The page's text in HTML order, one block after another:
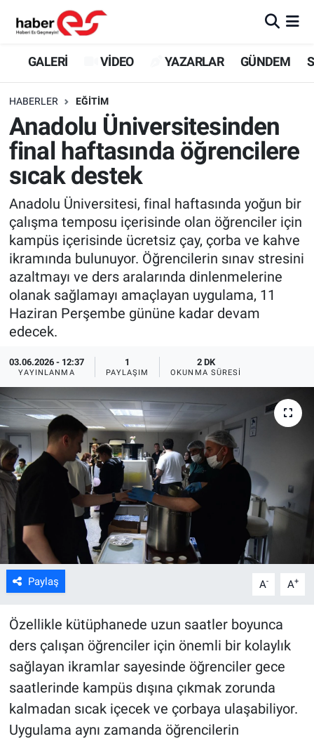
GALERİ VİDEO YAZARLAR GÜNDEM
HABERLER EĞİTİM
Anadolu Üniversitesinden
final haftasında öğrencilere
sıcak destek
Anadolu Üniversitesi, final haftasında yoğun bir
çalışma temposu içerisinde olan öğrenciler için
kampüs içerisinde ücretsiz çay, çorba ve kahve
ikramında bulunuyor. Öğrencilerin sınav stresini
azaltmayı ve ders aralarında dinlenmelerine
olanak sağlamayı amaçlayan uygulama, 11
Haziran Perşembe gününe kadar devam
edecek.
03.06.2026 - 12:37
YAYINLANMA
1
PAYLAŞIM
2 DK
OKUNMA SÜRESI
Paylaş A- A+
Özellikle kütüphanede uzun saatler boyunca
ders çalışan öğrenciler için önemli bir kolaylık
sağlayan ikramlar sayesinde öğrenciler gece
saatlerinde kampüs dışına çıkmak zorunda
kalmadan sıcak içecek ve çorbaya ulaşabiliyor.
Uygulama aynı zamanda öğrencilerin
GALERİ
YAZARLAR
GÜNDEM
SİYASET
TEKNOLOJİ
EKONOMİ
SPOR
ASAYİŞ
Eskişehir Nöbetçi Eczaneler
Eskişehir Trafik Yoğunluk Haritası
Süper Lig Puan Durumu ve Fikstür
Tüm Manşetler
Son Dakika Haberleri
Haber Arşivi